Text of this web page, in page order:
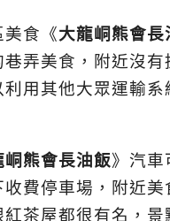
美食《大龍峒熊會長
弄美食， 附近沒
利用其他大眾運輸系
峒熊會長油飯》汽車
費停車場， 附近美
茶屋都很有名，景